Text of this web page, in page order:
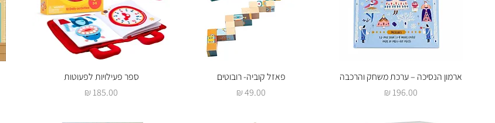
תצוגה מהירה
ארמון הנסיכה – ערכת משחק והרכבה
מחיר
תצוגה מהירה
פאזל קוביה- רובוטים
מחיר
תצוגה מהירה
ספר פעילויות לפעוטות
מחיר